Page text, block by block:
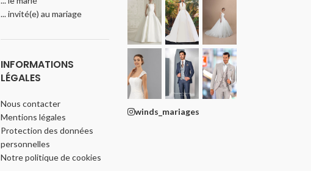
... invité(e) au mariage
INFORMATIONS
LÉGALES
Nous contacter
Mentions légales
Protection des données
personnelles
Notre politique de cookies
winds_mariages